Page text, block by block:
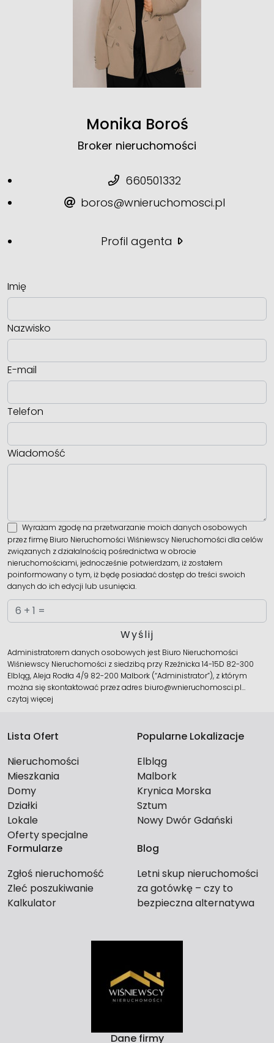
Monika Boroś
Broker nieruchomości
660501332
boros@wnieruchomosci.pl
Profil agenta
Imię
Nazwisko
E-mail
Telefon
Wiadomość
Wyrażam zgodę na przetwarzanie moich danych osobowych
przez firmę Biuro Nieruchomości Wiśniewscy Nieruchomości dla celów
związanych z działalnością pośrednictwa w obrocie
nieruchomościami, jednocześnie potwierdzam, iż zostałem
poinformowany o tym, iż będę posiadać dostęp do treści swoich
danych do ich edycji lub usunięcia.
Administratorem danych osobowych jest Biuro Nieruchomości
Wiśniewscy Nieruchomości z siedzibą przy Rzeźnicka 14-15D 82-300
Elbląg, Aleja Rodła 4/9 82-200 Malbork (“Administrator”), z którym
można się skontaktować przez adres biuro@wnieruchomosci.pl…
czytaj więcej
Lista Ofert
Nieruchomości
Mieszkania
Domy
Działki
Lokale
Oferty specjalne
Popularne Lokalizacje
Elbląg
Malbork
Krynica Morska
Sztum
Nowy Dwór Gdański
Formularze
Zgłoś nieruchomość
Zleć poszukiwanie
Kalkulator
Blog
Letni skup nieruchomości
za gotówkę – czy to
bezpieczna alternatywa
Dane firmy